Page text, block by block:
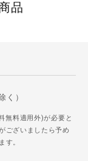
品
く）
無料適用外)が必要と
ございましたら予め
す。